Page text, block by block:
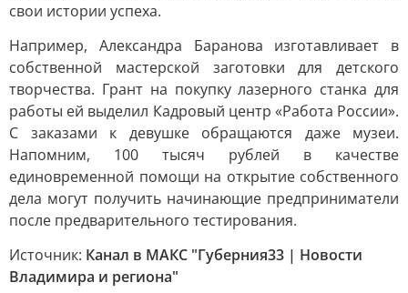
свои истории успеха.
Например, Александра Баранова изготавливает в
собственной мастерской заготовки для детского
творчества. Грант на покупку лазерного станка для
работы ей выделил Кадровый центр «Работа России».
С заказами к девушке обращаются даже музеи.
Напомним, 100 тысяч рублей в качестве
единовременной помощи на открытие собственного
дела могут получить начинающие предприниматели
после предварительного тестирования.
Источник: Канал в МАКС "Губерния33 | Новости
Владимира и региона"